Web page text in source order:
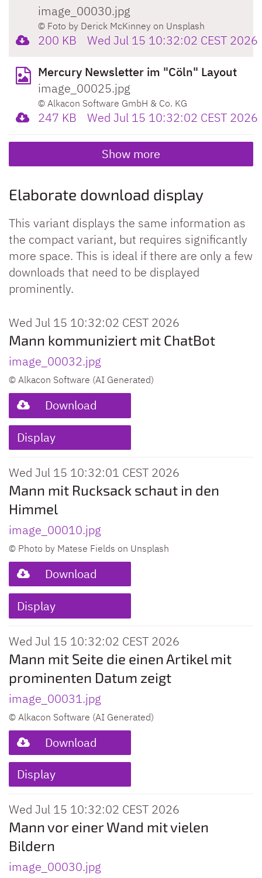
image_00030.jpg
© Foto by Derick McKinney on Unsplash
200 KB
Wed Jul 15 10:32:02 CEST 2026
Mercury Newsletter im "Cöln" Layout
image_00025.jpg
© Alkacon Software GmbH & Co. KG
247 KB Wed Jul 15 10:32:02 CEST 2026
Show more
Elaborate download display
This variant displays the same information as
the compact variant, but requires significantly
more space. This is ideal if there are only a few
downloads that need to be displayed
prominently.
Wed Jul 15 10:32:02 CEST 2026
Mann kommuniziert mit ChatBot
image_00032.jpg
© Alkacon Software (AI Generated)
Download
Display
Wed Jul 15 10:32:01 CEST 2026
Mann mit Rucksack schaut in den
Himmel
image_00010.jpg
© Photo by Matese Fields on Unsplash
Download
Display
Wed Jul 15 10:32:02 CEST 2026
Mann mit Seite die einen Artikel mit
prominenten Datum zeigt
image_00031.jpg
© Alkacon Software (AI Generated)
Download
Display
Wed Jul 15 10:32:02 CEST 2026
Mann vor einer Wand mit vielen
Bildern
image_00030.jpg